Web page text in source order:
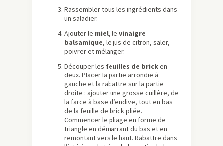
Rassembler tous les ingrédients dans
un saladier.
Ajouter le miel, le vinaigre
balsamique, le jus de citron, saler,
poivrer et mélanger.
Découper les feuilles de bricken
deux. Placer la partie arrondie à
gauche et la rabattre sur la partie
droite : ajouter une grosse cuillère, de
la farce à base d’endive, tout en bas
de la feuille de brick pliée.
Commencer le pliage en forme de
triangle en démarrant du bas et en
remontant vers le haut. Rabattre dans